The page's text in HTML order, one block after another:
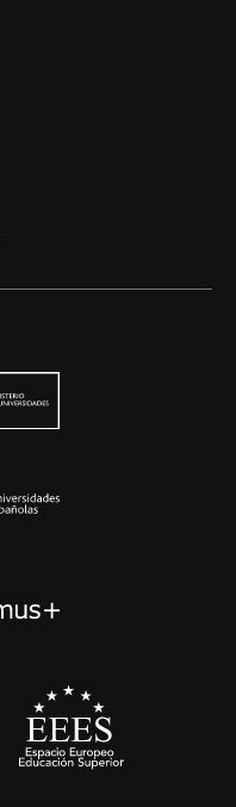
Conferencia de
universia